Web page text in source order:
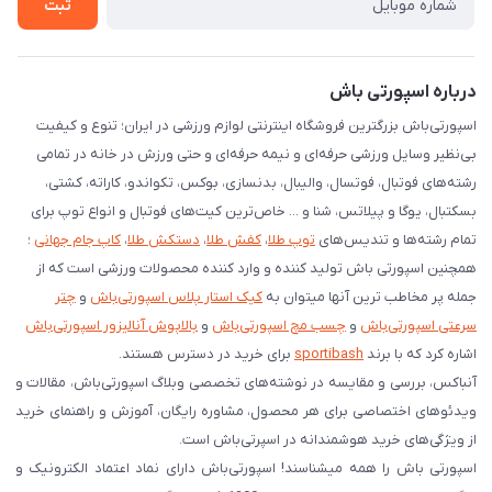
ثبت
درباره اسپورتی باش
اسپورتی‌باش بزرگترین فروشگاه اینترنتی لوازم ورزشی در ایران؛ تنوع و کیفیت
بی‌نظیر وسایل ورزشی حرفه‌ای و نیمه حرفه‌ای و حتی ورزش در خانه در تمامی
رشته‌های فوتبال، فوتسال، والیبال، بدنسازی، بوکس، تکواندو، کاراته، کشتی،
بسکتبال، یوگا و پیلاتس، شنا و ... خاص‌ترین کیت‌های فوتبال و انواع توپ برای
تمام رشته‌ها و تندیس‌های توپ طلا، کفش طلا، دستکش طلا، کاپ جام جهانی ؛
همچنین اسپورتی باش تولید کننده و وارد کننده محصولات ورزشی است که از
جمله پر مخاطب ترین آنها میتوان به کیک استار پلاس اسپورتی‌باش و چتر
سرعتی اسپورتی‌باش و چسب مچ اسپورتی‌باش و بالاپوش آنالیزور اسپورتی‌باش
اشاره کرد که با برند sportibash برای خرید در دسترس هستند.
آنباکس، بررسی‌ و مقایسه در نوشته‌های تخصصی وبلاگ اسپورتی‌باش، مقالات و
ویدئوهای اختصاصی برای هر محصول، مشاوره رایگان، آموزش و راهنمای خرید
از ویژگی‌های خرید هوشمندانه در اسپرتی‌باش است.
اسپورتی‌ باش را همه میشناسند! اسپورتی‌باش دارای نماد اعتماد الکترونیک و